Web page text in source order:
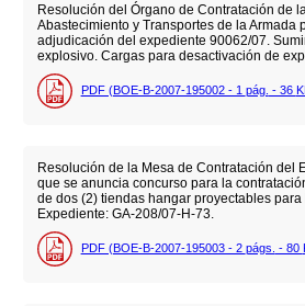
Resolución del Órgano de Contratación de
Abastecimiento y Transportes de la Armada
adjudicación del expediente 90062/07.
explosivo. Cargas para desactivación de
PDF (BOE-B-2007-195002 - 1 pág. - 36
Resolución de la Mesa de Contratación del
que se anuncia concurso para la
de dos (2) tiendas hangar proyectables
Expediente: GA-208/07-H-73.
PDF (BOE-B-2007-195003 - 2 págs. - 80